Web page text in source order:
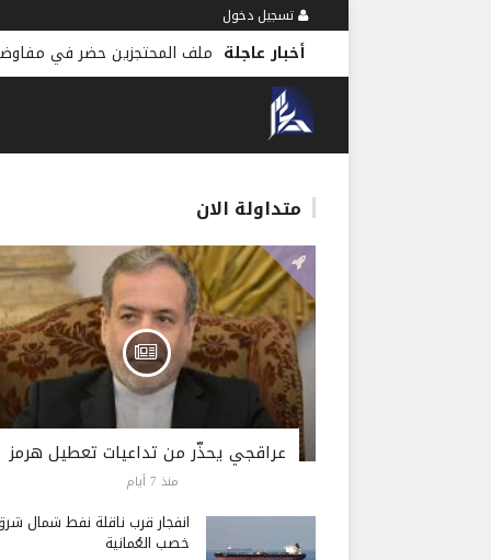
تسجيل دخول
أخبار عاجلة ملف المحتجزين حضر في
متداولة الان
عراقجي يحذّر من تداعيات تعطيل هرمز
منذ 7 أيام
انفجار قرب ناقلة نفط شمال
خصب العُمانية